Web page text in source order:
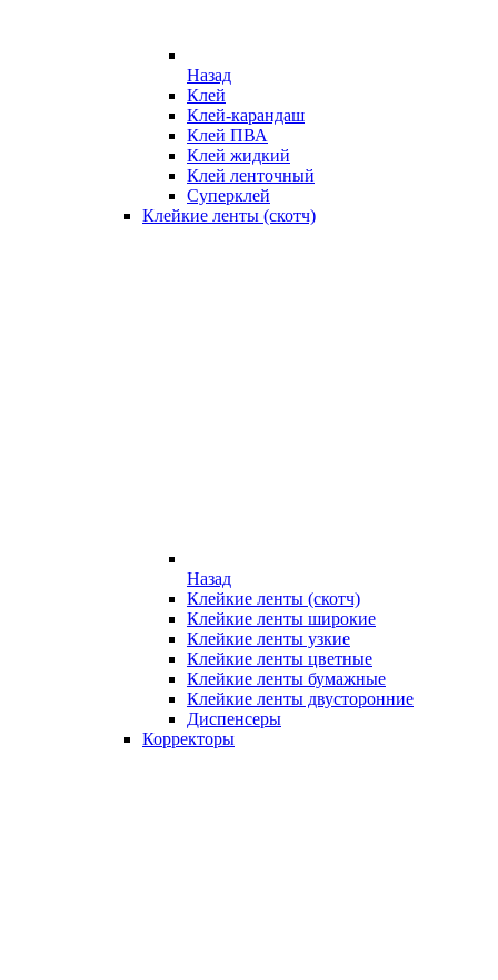
Назад
Клей
Клей-карандаш
Клей ПВА
Клей жидкий
Клей ленточный
Суперклей
Клейкие ленты (скотч)
Назад
Клейкие ленты (скотч)
Клейкие ленты широкие
Клейкие ленты узкие
Клейкие ленты цветные
Клейкие ленты бумажные
Клейкие ленты двусторонние
Диспенсеры
Корректоры